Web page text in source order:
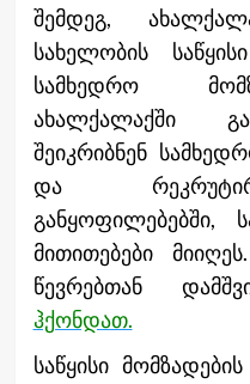
შემდეგ,
სახელობის
სამხედრო
ახალქალაქში
შეიკრიბნენ
და
განყოფილებებში,
მითითებები
წევრებთან
ჰქონდათ.
საწყისი